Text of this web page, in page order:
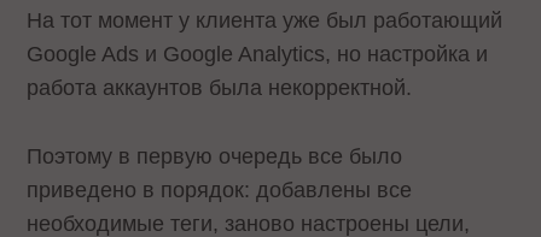
На тот момент у клиента уже был работающий
Google Ads и Google Analytics, но настройка и
работа аккаунтов была некорректной.
Поэтому в первую очередь все было
приведено в порядок: добавлены все
необходимые теги, заново настроены цели,